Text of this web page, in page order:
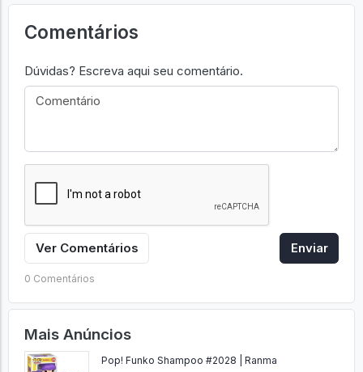
Comentários
Dúvidas? Escreva aqui seu comentário.
Ver Comentários Enviar
0 Comentários
Mais Anúncios
Pop! Funko Shampoo #2028 | Ranma